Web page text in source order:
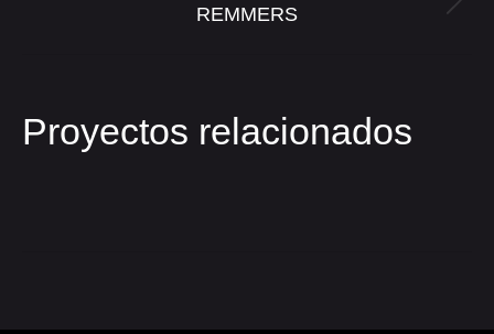
Next
REMMERS
Proyectos relacionados